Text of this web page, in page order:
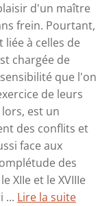
d'un maître
frein. Pourtant,
à celles de
chargée de
que l'on
de leurs
est un
des conflits et
face aux
des
XIIe et le XVIIIe
... Lire la suite